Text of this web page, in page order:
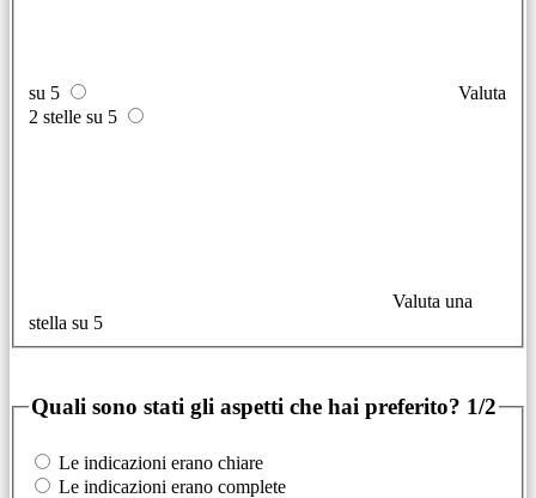
su 5
Valuta
2 stelle su 5
Valuta una
stella su 5
Quali sono stati gli aspetti che hai preferito? 1/2
Le indicazioni erano chiare
Le indicazioni erano complete